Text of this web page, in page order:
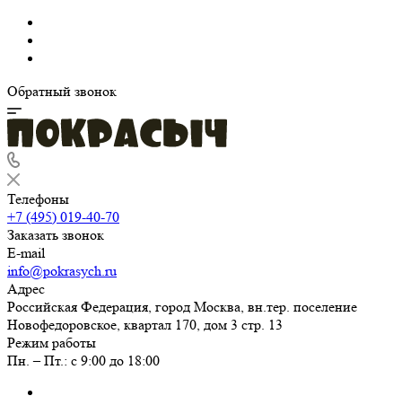
Обратный звонок
Телефоны
+7 (495) 019-40-70
Заказать звонок
E-mail
info@pokrasych.ru
Адрес
Российская Федерация, город Москва, вн.тер. поселение
Новофедоровское, квартал 170, дом 3 стр. 13
Режим работы
Пн. – Пт.: с 9:00 до 18:00